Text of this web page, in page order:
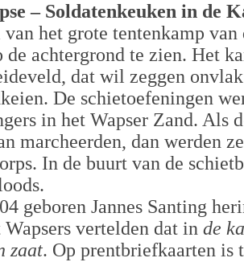
– Soldatenkeuken in de
van het grote tentenkamp
de achtergrond te zien. Het
dat wil zeggen
De schietoefeningen
in het Wapser Zand. Als
marcheerden, dan werden
In de buurt van de
geboren Jannes Santing
Wapsers vertelden dat in de
zaat. Op prentbriefkaarten is